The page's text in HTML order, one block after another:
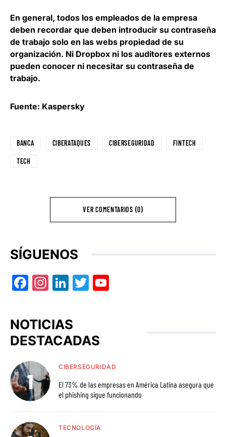
En general, todos los empleados de la empresa
deben recordar que deben introducir su contraseña
de trabajo solo en las webs propiedad de su
organización. Ni Dropbox ni los auditores externos
pueden conocer ni necesitar su contraseña de
trabajo.
Fuente: Kaspersky
BANCA CIBERATAQUES CIBERSEGURIDAD FINTECH
TECH
VER COMENTARIOS (0)
SÍGUENOS
Facebook
Instagram
LinkedIn
Twitter
NOTICIAS
DESTACADAS
CIBERSEGURIDAD
El 73% de las empresas en América Latina asegura que
el phishing sigue funcionando
TECNOLOGÍA